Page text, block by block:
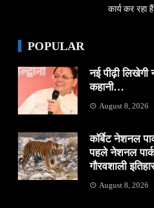
कार्य कर रहा
POPULAR
नई पीढ़ी लिखेगी
कहानी…
August 8, 2026
कॉर्बेट नेशनल
पहले नेशनल
गौरवशाली
August 8, 2026